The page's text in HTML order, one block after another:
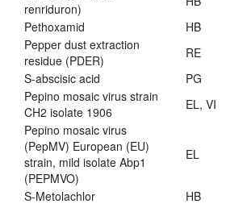
renriduron)
Pethoxamid
HB
Pepper dust extraction
residue (PDER)
RE
S-abscisic acid
PG
Pepino mosaic virus strain
CH2 isolate 1906
EL, VI
Pepino mosaic virus
(PepMV) European (EU)
strain, mild isolate Abp1
(PEPMVO)
EL
S-Metolachlor HB